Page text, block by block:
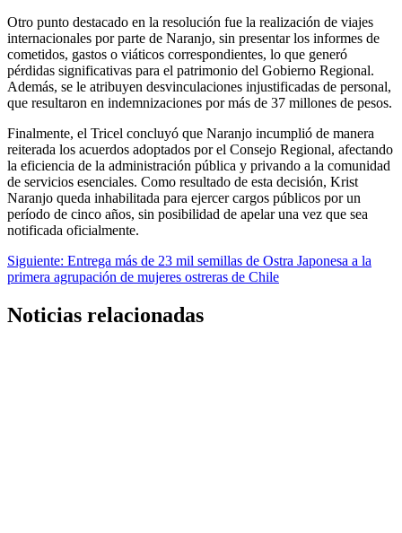
Otro punto destacado en la resolución fue la realización de viajes
internacionales por parte de Naranjo, sin presentar los informes de
cometidos, gastos o viáticos correspondientes, lo que generó
pérdidas significativas para el patrimonio del Gobierno Regional.
Además, se le atribuyen desvinculaciones injustificadas de personal,
que resultaron en indemnizaciones por más de 37 millones de pesos.
Finalmente, el Tricel concluyó que Naranjo incumplió de manera
reiterada los acuerdos adoptados por el Consejo Regional, afectando
la eficiencia de la administración pública y privando a la comunidad
de servicios esenciales. Como resultado de esta decisión, Krist
Naranjo queda inhabilitada para ejercer cargos públicos por un
período de cinco años, sin posibilidad de apelar una vez que sea
notificada oficialmente.
Navegación
de
entradas
Siguiente: Entrega más de 23 mil semillas de Ostra Japonesa a la
primera agrupación de mujeres ostreras de Chile
Noticias relacionadas